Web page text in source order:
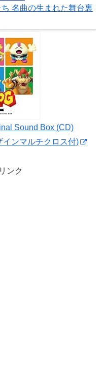
名曲の生まれた舞台裏
Sound Box (CD)
ンマルチクロス付)
ンク